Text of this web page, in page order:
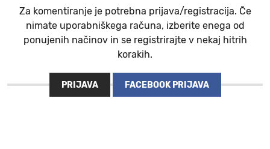
Za komentiranje je potrebna prijava/registracija. Če
nimate uporabniškega računa, izberite enega od
ponujenih načinov in se registrirajte v nekaj hitrih
korakih.
PRIJAVA FACEBOOK PRIJAVA